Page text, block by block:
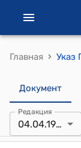
Главная ›
Документ
Редакция
04.04.1996